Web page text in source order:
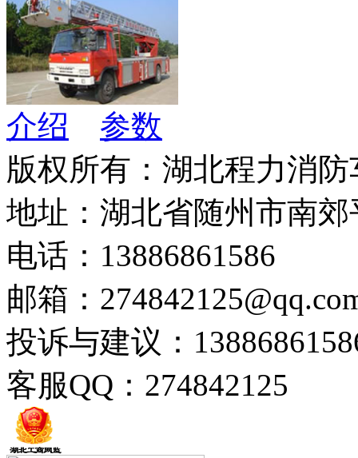
介绍
参数
版权所有：湖北程力消
地址：湖北省随州市南
电话：13886861586
邮箱：
投诉与建议：
客服QQ：274842125